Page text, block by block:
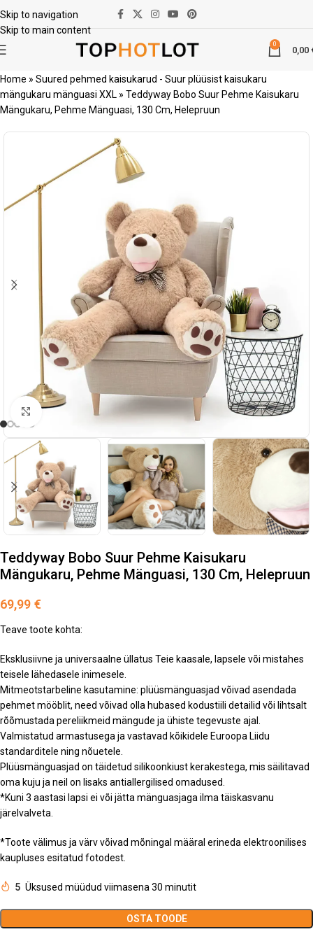
Skip to navigation
Skip to main content
0
0,00
Home » Suured pehmed kaisukarud - Suur plüüsist kaisukaru
mängukaru mänguasi XXL » Teddyway Bobo Suur Pehme Kaisukaru
Mängukaru, Pehme Mänguasi, 130 Cm, Helepruun
Suurendamiseks klõpsake
Teddyway Bobo Suur Pehme Kaisukaru
Mängukaru, Pehme Mänguasi, 130 Cm, Helepruun
69,99 €
Teave toote kohta:
Eksklusiivne ja universaalne üllatus Teie kaasale, lapsele või mistahes
teisele lähedasele inimesele.
Mitmeotstarbeline kasutamine: plüüsmänguasjad võivad asendada
pehmet mööblit, need võivad olla hubased kodustiili detailid või lihtsalt
rõõmustada pereliikmeid mängude ja ühiste tegevuste ajal.
Valmistatud armastusega ja vastavad kõikidele Euroopa Liidu
standarditele ning nõuetele.
Plüüsmänguasjad on täidetud silikoonkiust kerakestega, mis säilitavad
oma kuju ja neil on lisaks antiallergilised omadused.
*Kuni 3 aastasi lapsi ei või jätta mänguasjaga ilma täiskasvanu
järelvalveta.
*Toote välimus ja värv võivad mõningal määral erineda elektroonilises
kaupluses esitatud fotodest.
5 Üksused müüdud viimasena 30 minutit
OSTA TOODE